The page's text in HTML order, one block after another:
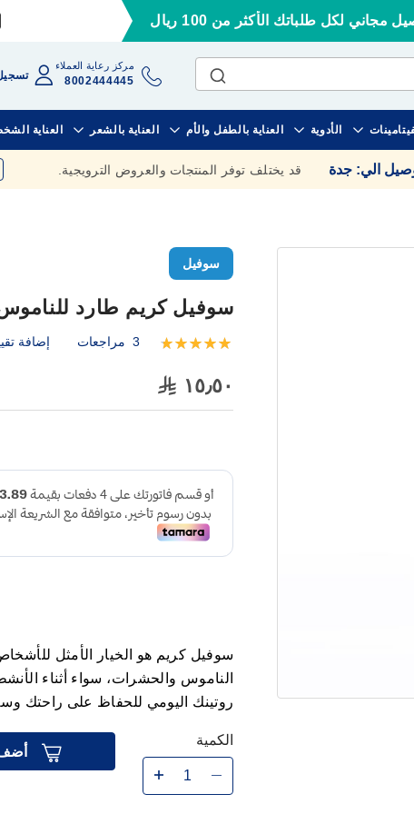
مجاني لكل طلباتك الأكثر من 100 ريال
مركز رعاية العملاء
8002444445
الأدوية العناية بالطفل والأم العناية بالشعر العناية
الي: جدة قد يختلف توفر المنتجات والعروض الترويجية.
سوفيل
سوفيل كريم طارد للناموس
تقييم:
3 مراجعات إضافة
١٥٫٥٠
سوفيل كريم هو الخيار الأمثل
الناموس والحشرات، سواء أثناء
روتينك اليومي للحفاظ على راحتك
الكمية